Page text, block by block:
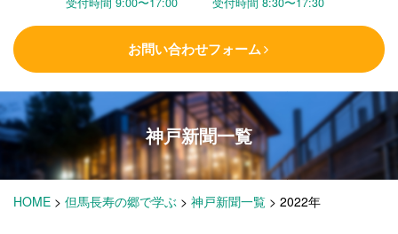
お問い合わせフォーム
楽しむ
学 ぶ (健康福祉)
泊まる(宿泊)
神戸新聞一覧
HOME > 但馬長寿の郷で学ぶ > 神戸新聞一覧 > 2022年